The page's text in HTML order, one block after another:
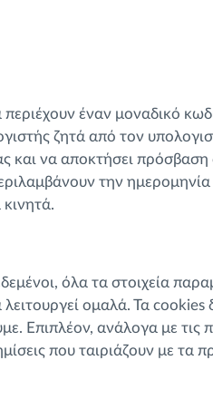
έναν μοναδικό
ζητά από τον
και να αποκτήσει πρόσβαση
την
όλα τα στοιχεία
ομαλά. Τα cookies
Επιπλέον, ανάλογα με τις
που ταιριάζουν με τα